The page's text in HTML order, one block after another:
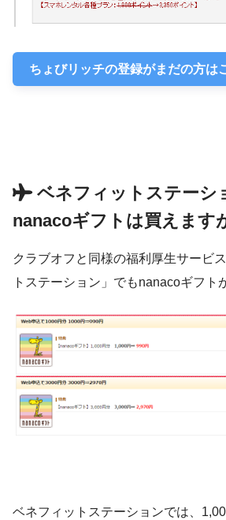
ちょびリッチの登録がまだの方は
ベネフィットステーシ
nanacoギフトは買えます
クラブオフと同様の福利厚生サービ
トステーション」でもnanacoギフト
ベネフィットステーションでは、